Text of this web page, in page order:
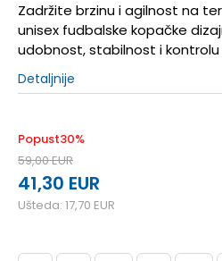
Zadržite brzinu i agilnost na
unisex fudbalske kopačke
udobnost, stabilnost i
Detaljnije
Popust30%
59,00EUR
41,30 EUR
Ušteda: 17,70 EUR